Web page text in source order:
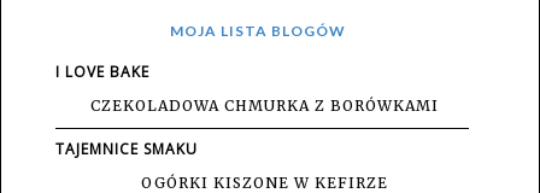
MOJA LISTA BLOGÓW
I LOVE BAKE
CZEKOLADOWA CHMURKA Z BORÓWKAMI
TAJEMNICE SMAKU
OGÓRKI KISZONE W KEFIRZE